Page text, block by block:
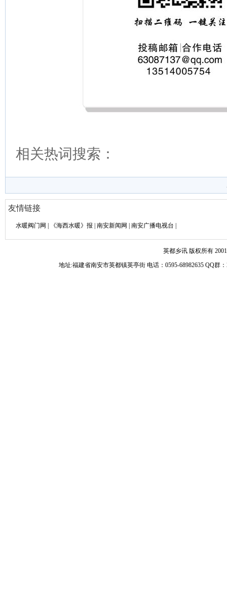
相关热词搜索：
友情链接
水暖阀门网 《海西水暖》报 南安新闻网 南安广播电视台
英都乡讯 版权所有
地址:福建省南安市英都镇英亭街 电话：0595-68982635 QQ群